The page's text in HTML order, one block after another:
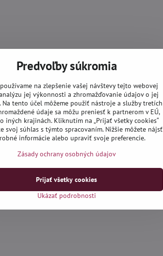
Predvoľby súkromia
na zlepšenie vašej návštevy tejto webovej
jej výkonnosti a zhromažďovanie údajov o jej
Na tento účel môžeme použiť nástroje a služby tretích
údaje sa môžu preniesť k partnerom v EÚ,
iných krajinách. Kliknutím na „Prijať všetky cookies“
svoj súhlas s týmto spracovaním. Nižšie môžete nájsť
informácie alebo upraviť svoje preferencie.
Zásady ochrany osobných údajov
Ukázať podrobnosti
Prijať všetky cookies